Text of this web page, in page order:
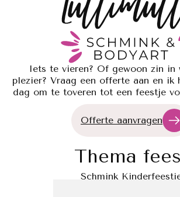
Iets te vieren? Of gewoon zin in
plezier? Vraag een offerte aan en ik
dag om te toveren tot een feestje
Offerte aanvragen
Thema
Schmink